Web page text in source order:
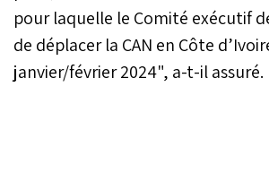
pour laquelle le Comité exécutif
de déplacer la CAN en Côte
janvier/février 2024", a-t-il assuré.